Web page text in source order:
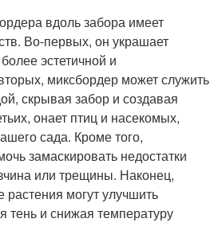
вдоль забора имеет
Во-первых, он украшает
эстетичной и
миксбордер может служить
скрывая забор и создавая
онает птиц и насекомых,
сада. Кроме того,
замаскировать недостатки
или трещины. Наконец,
могут улучшить
тень и снижая температуру